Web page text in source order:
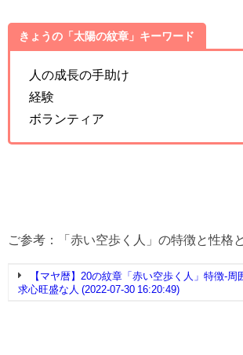
きょうの「太陽の紋章」キーワード
人の成長の手助け
経験
ボランティア
ご参考：「赤い空歩く人」の特徴と性格
【マヤ暦】20の紋章「赤い空歩く人」特徴-周
求心旺盛な人 (2022-07-30 16:20:49)